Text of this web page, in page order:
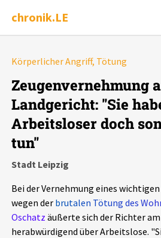
chronik.LE
Ereignis
Chronik
Dossiers
Schlaglichter
Körperlicher Angriff, Tötung
Zeugenvernehmung
Landgericht: "Sie
Arbeitsloser doch
tun"
Stadt Leipzig
Bei der Vernehmung eines
wegen der brutalen Tötung des
Oschatz äußerte sich der Richter am
herabwürdigend über Arbeitslose.
Alle Ereignisse
Ereignisse